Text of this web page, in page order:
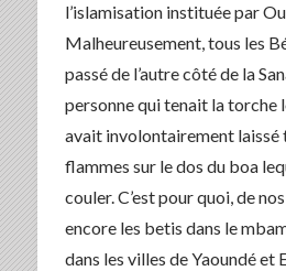
l’islamisation instituée par
Malheureusement, tous les
passé de l’autre côté de la
personne qui tenait la torche
avait involontairement laissé
flammes sur le dos du boa
couler. C’est pour quoi, de
encore les betis dans le
dans les villes de Yaoundé et